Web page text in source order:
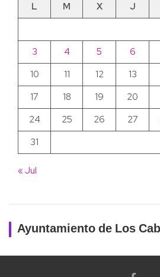
L
M X J
3
4 5 6
10
11 12 13
17
18 19 20
24
25 26 27
31
« Jul
Ayuntamiento de Los